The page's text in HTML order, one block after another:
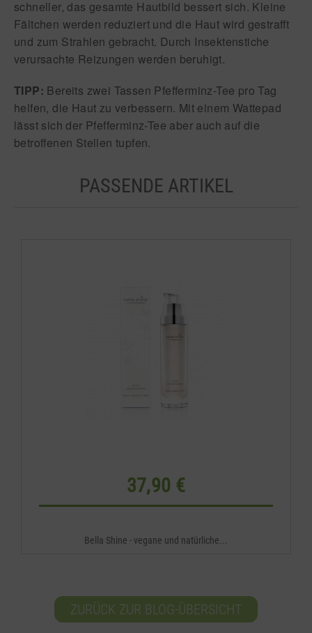
schneller, das gesamte Hautbild bessert sich. Kleine
Fältchen werden reduziert und die Haut wird gestrafft
und zum Strahlen gebracht. Durch Insektenstiche
verursachte Reizungen werden beruhigt.
TIPP: Bereits zwei Tassen Pfefferminz-Tee pro Tag
helfen, die Haut zu verbessern. Mit einem Wattepad
lässt sich der Pfefferminz-Tee aber auch auf die
betroffenen Stellen tupfen.
PASSENDE ARTIKEL
37,90 €
Bella Shine - vegane und natürliche...
ZURÜCK ZUR BLOG-ÜBERSICHT